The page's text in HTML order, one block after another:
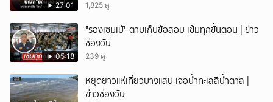
27:01 1,825 ดู
05:18
"รองเซมเบ้" ตามเก็บข้อสอบ เข้มทุกขั้นตอน | ข่าว
ช่องวัน
239 ดู
หยุดยาวแห่เที่ยวบางแสน เจอน้ำทะเลสีน้ำตาล |
ข่าวช่องวัน